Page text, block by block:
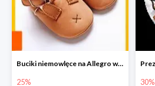
Buciki niemowlęce na Allegro w super cenach
25% 30%